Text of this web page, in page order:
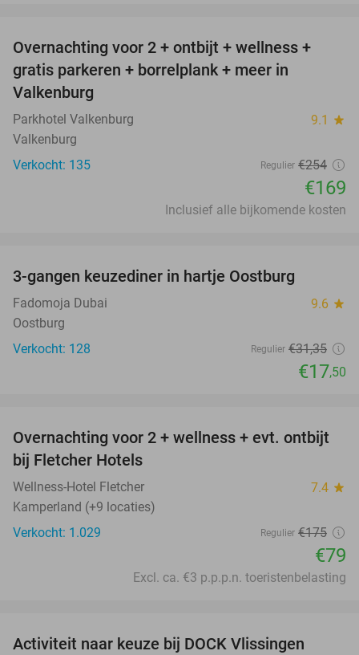
33%
Overnachting voor 2 + ontbijt + wellness +
gratis parkeren + borrelplank + meer in
Valkenburg
Parkhotel Valkenburg 9.1 star
Valkenburg
Verkocht: 135
Regulier €254
€169
Inclusief alle bijkomende kosten
3-gangen keuzediner in hartje Oostburg
Fadomoja Dubai 9.6 star
Oostburg
Verkocht: 128
Regulier €31,35
€17,50
55%
Overnachting voor 2 + wellness + evt. ontbijt
bij Fletcher Hotels
Wellness-Hotel Fletcher 7.4 star
Kamperland (+9 locaties)
Verkocht: 1.029
Regulier €175
€79
Excl. ca. €3 p.p.p.n. toeristenbelasting
Activiteit naar keuze bij DOCK Vlissingen